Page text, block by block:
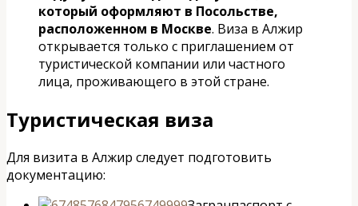
который оформляют в Посольстве,
расположенном в Москве. Виза в Алжир
открывается только с приглашением от
туристической компании или частного
лица, проживающего в этой стране.
Туристическая виза
Для визита в Алжир следует подготовить
документацию: